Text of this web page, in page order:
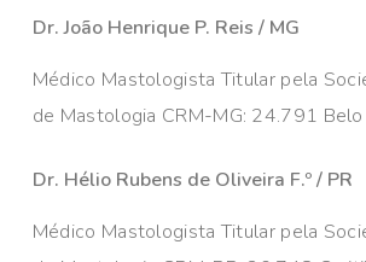
Dr. João Henrique P. Reis / MG
Médico Mastologista Titular pela
de Mastologia CRM-MG: 24.791
Dr. Hélio Rubens de Oliveira F.º / PR
Médico Mastologista Titular pela